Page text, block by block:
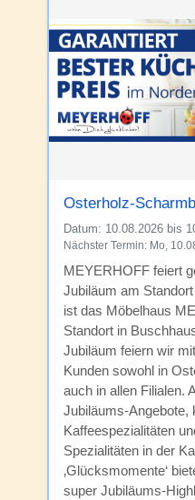
Osterholz-
Datum: 10.08.2026 bis
Nächster Termin: Mo,
MEYERHOFF feiert
Jubiläum am
ist das Möbelhaus
Standort in
Jubiläum feiern wir
Kunden sowohl in
auch in allen Filialen.
Jubiläums-Angebote,
Kaffeespezialitäten
Spezialitäten in der
‚Glücksmomente‘
super Jubiläums-